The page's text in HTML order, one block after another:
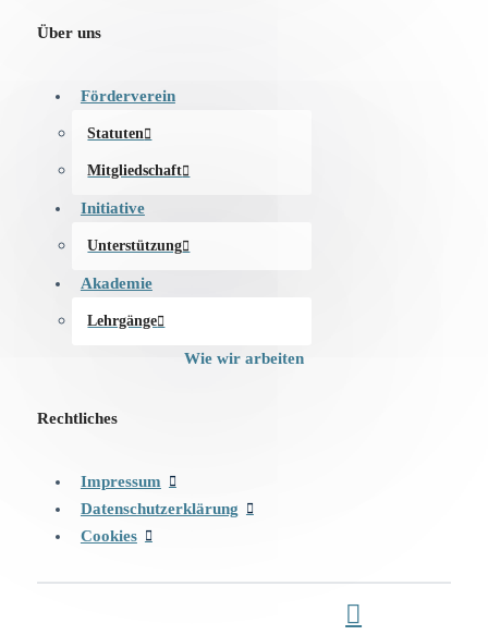
Über uns
Förderverein
Statuten
Mitgliedschaft
Initiative
Unterstützung
Akademie
Lehrgänge
Wie wir arbeiten
Rechtliches
Impressum
Datenschutzerklärung
Cookies